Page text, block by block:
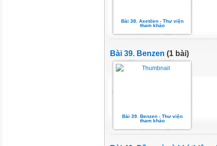
Bài 38. Axetilen - Thư viện
tham khảo
Bài 39. Benzen (1 bài)
Bài 39. Benzen - Thư viện
tham khảo